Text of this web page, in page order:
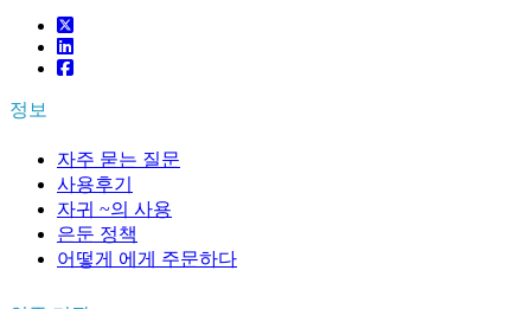
정보
자주 묻는 질문
사용후기
자귀 ~의 사용
은둔 정책
어떻게 에게 주문하다